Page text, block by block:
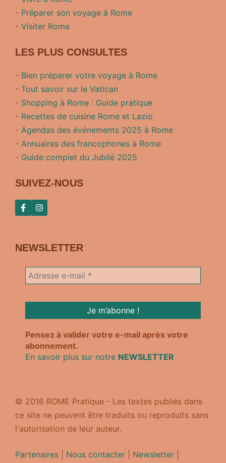
- Préparer son voyage à Rome
- Visiter Rome
LES PLUS CONSULTES
- Bien préparer votre voyage à Rome
- Tout savoir sur le Vatican
- Shopping à Rome : Guide pratique
- Recettes de cuisine Rome et Lazio
- Agendas des événements 2025 à Rome
- Annuaires des francophones à Rome
- Guide complet du Jubilé 2025
SUIVEZ-NOUS
NEWSLETTER
Pensez à valider votre e-mail après votre
abonnement.
En savoir plus sur notre NEWSLETTER
© 2016 ROME Pratique - Les textes publiés dans
ce site ne peuvent être traduits ou reproduits sans
l'autorisation de leur auteur.
Partenaires Nous contacter Newsletter